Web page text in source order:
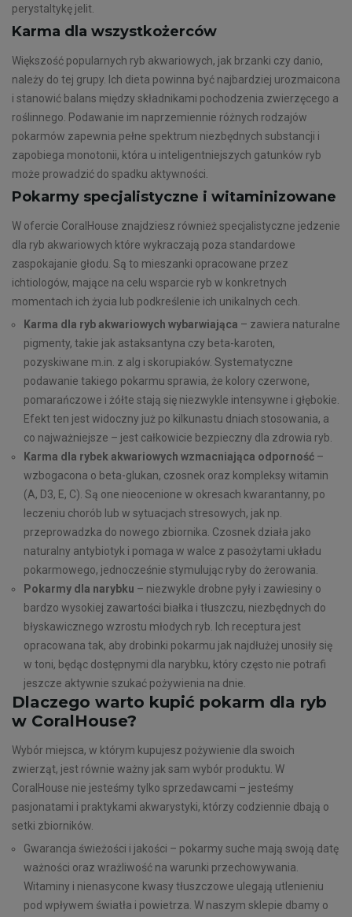
perystaltykę jelit.
Karma dla wszystkożerców
Większość popularnych ryb akwariowych, jak brzanki czy danio,
należy do tej grupy. Ich dieta powinna być najbardziej urozmaicona
i stanowić balans między składnikami pochodzenia zwierzęcego a
roślinnego. Podawanie im naprzemiennie różnych rodzajów
pokarmów zapewnia pełne spektrum niezbędnych substancji i
zapobiega monotonii, która u inteligentniejszych gatunków ryb
może prowadzić do spadku aktywności.
Pokarmy specjalistyczne i witaminizowane
W ofercie CoralHouse znajdziesz również specjalistyczne jedzenie
dla ryb akwariowych które wykraczają poza standardowe
zaspokajanie głodu. Są to mieszanki opracowane przez
ichtiologów, mające na celu wsparcie ryb w konkretnych
momentach ich życia lub podkreślenie ich unikalnych cech.
Karma dla ryb akwariowych wybarwiająca – zawiera naturalne
pigmenty, takie jak astaksantyna czy beta-karoten,
pozyskiwane m.in. z alg i skorupiaków. Systematyczne
podawanie takiego pokarmu sprawia, że kolory czerwone,
pomarańczowe i żółte stają się niezwykle intensywne i głębokie.
Efekt ten jest widoczny już po kilkunastu dniach stosowania, a
co najważniejsze – jest całkowicie bezpieczny dla zdrowia ryb.
Karma dla rybek akwariowych wzmacniająca odporność –
wzbogacona o beta-glukan, czosnek oraz kompleksy witamin
(A, D3, E, C). Są one nieocenione w okresach kwarantanny, po
leczeniu chorób lub w sytuacjach stresowych, jak np.
przeprowadzka do nowego zbiornika. Czosnek działa jako
naturalny antybiotyk i pomaga w walce z pasożytami układu
pokarmowego, jednocześnie stymulując ryby do żerowania.
Pokarmy dla narybku – niezwykle drobne pyły i zawiesiny o
bardzo wysokiej zawartości białka i tłuszczu, niezbędnych do
błyskawicznego wzrostu młodych ryb. Ich receptura jest
opracowana tak, aby drobinki pokarmu jak najdłużej unosiły się
w toni, będąc dostępnymi dla narybku, który często nie potrafi
jeszcze aktywnie szukać pożywienia na dnie.
Dlaczego warto kupić pokarm dla ryb
w CoralHouse?
Wybór miejsca, w którym kupujesz pożywienie dla swoich
zwierząt, jest równie ważny jak sam wybór produktu. W
CoralHouse nie jesteśmy tylko sprzedawcami – jesteśmy
pasjonatami i praktykami akwarystyki, którzy codziennie dbają o
setki zbiorników.
Gwarancja świeżości i jakości – pokarmy suche mają swoją datę
ważności oraz wrażliwość na warunki przechowywania.
Witaminy i nienasycone kwasy tłuszczowe ulegają utlenieniu
pod wpływem światła i powietrza. W naszym sklepie dbamy o